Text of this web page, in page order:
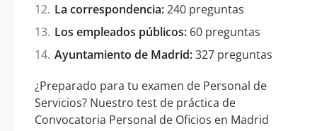
La correspondencia:240 preguntas
Los empleados públicos: 60 preguntas
Ayuntamiento de Madrid:327 preguntas
¿Preparado para tu examen de Personal de
Servicios? Nuestro test de práctica de
Convocatoria Personal de Oficios en Madrid